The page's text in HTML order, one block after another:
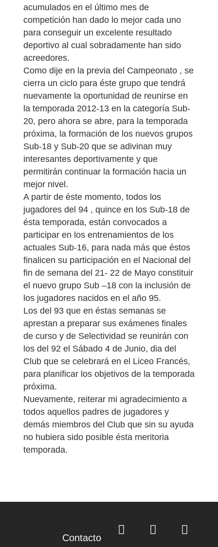
acumulados en el último mes de
competición han dado lo mejor cada uno
para conseguir un excelente resultado
deportivo al cual sobradamente han sido
acreedores.
Como dije en la previa del Campeonato , se
cierra un ciclo para éste grupo que tendrá
nuevamente la oportunidad de reunirse en
la temporada 2012-13 en la categoría Sub-
20, pero ahora se abre, para la temporada
próxima, la formación de los nuevos grupos
Sub-18 y Sub-20 que se adivinan muy
interesantes deportivamente y que
permitirán continuar la formación hacia un
mejor nivel.
A partir de éste momento, todos los
jugadores del 94 , quince en los Sub-18 de
ésta temporada, están convocados a
participar en los entrenamientos de los
actuales Sub-16, para nada más que éstos
finalicen su participación en el Nacional del
fin de semana del 21- 22 de Mayo constituir
el nuevo grupo Sub –18 con la inclusión de
los jugadores nacidos en el año 95.
Los del 93 que en éstas semanas se
aprestan a preparar sus exámenes finales
de curso y de Selectividad se reunirán con
los del 92 el Sábado 4 de Junio, dia del
Club que se celebrará en el Liceo Francés,
para planificar los objetivos de la temporada
próxima.
Nuevamente, reiterar mi agradecimiento a
todos aquellos padres de jugadores y
demás miembros del Club que sin su ayuda
no hubiera sido posible ésta meritoria
temporada.
Contacto